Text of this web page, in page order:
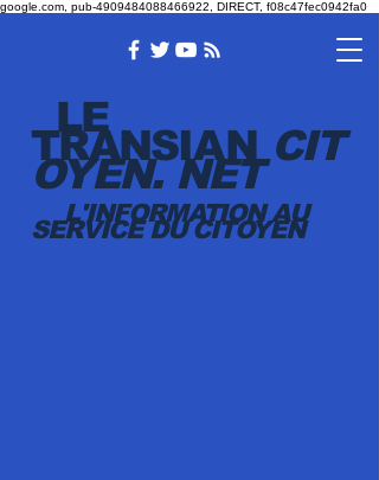
google.com, pub-4909484088466922, DIRECT, f08c47fec0942fa0
LE
TRANSIAN CIT
OYEN.NET
L'INFORMATION AU
SERVICE DU CITOYEN